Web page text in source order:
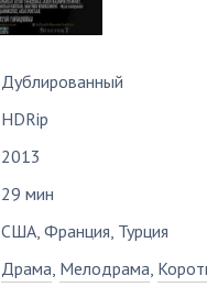
Дублированный
HDRip
2013
29 мин
США, Франция, Турция
Драма, Мелодрама,